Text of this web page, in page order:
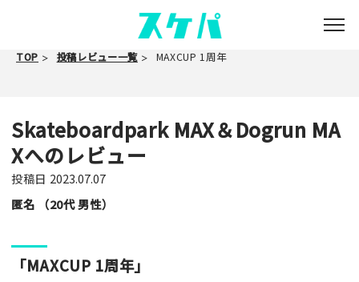
TOP 投稿レビュー一覧 MAXCUP 1周年
Skateboardpark MAX＆Dogrun MA
Xへのレビュー
投稿日 2023.07.07
匿名 （20代 男性）
「MAXCUP 1周年」